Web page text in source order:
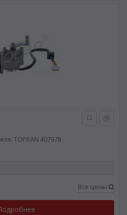
TOPRAN 407978
Все цены